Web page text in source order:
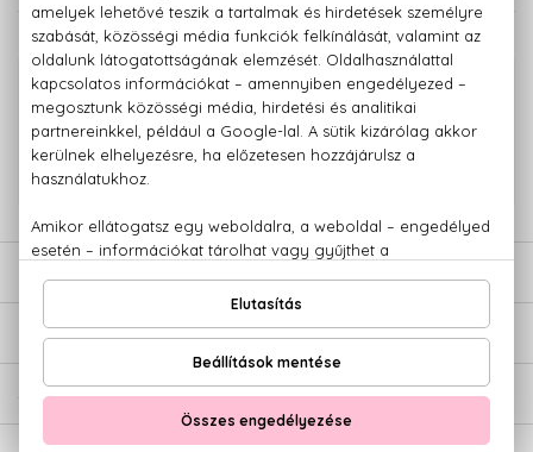
KAPCSOLÓDÓ TERMÉKEK
100% eredeti termékek,14 napos visszaküldési garanciával
Kérdésed van, elakadtál? Hívd ügyfélszolgálatunkat: +36 20
779 1926
ÉRTÉKELÉSEK (0)
SZÁLLÍTÁS